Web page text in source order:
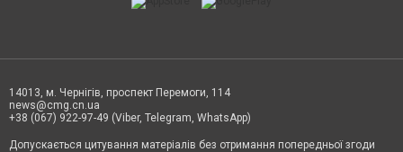
14013, м. Чернігів, проспект Перемоги, 114
news@cmg.cn.ua
+38 (067) 922-97-49 (Viber, Telegram, WhatsApp)
Допускається цитування матеріалів без отримання попередньої згоди